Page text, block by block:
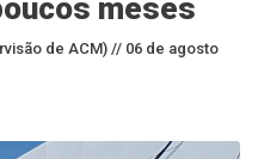
meses
de ACM) // 06 de agosto